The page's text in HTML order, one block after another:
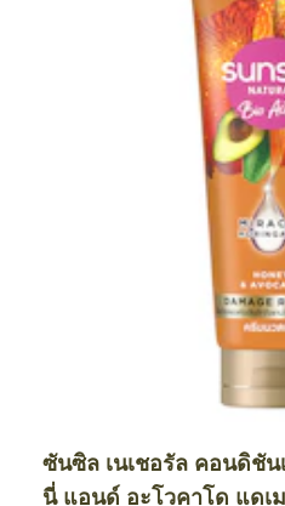
ซันซิล เนเชอรัล คอนดิชั
นี่ แอนด์ อะโวคาโด แดเ